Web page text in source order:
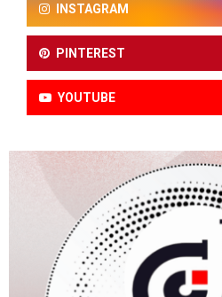
INSTAGRAM
PINTEREST
YOUTUBE